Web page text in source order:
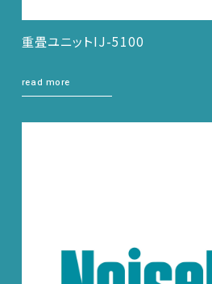
重畳ユニットIJ-5100
read more